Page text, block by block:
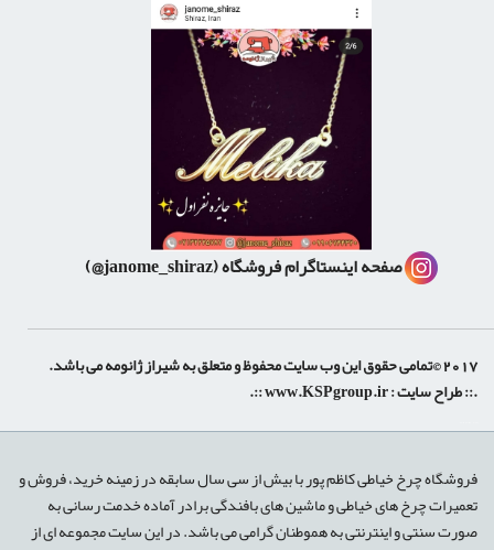
صفحه اینستاگرام فروشگاه(janome_shiraz@)
2017 ©تمامی حقوق این وب سایت محفوظ و متعلق به شیراز ژانومه می باشد.
.:: طراح سایت :www.KSPgroup.ir
::.
فروشگاه چرخ خیاطی کاظم پور با بیش از سی سال سابقه در زمینه خرید، فروش و
تعمیرات چرخ های خیاطی و ماشین های بافندگی برادر آماده خدمت رسانی به
صورت سنتی و اینترنتی به هموطنان گرامی می باشد. در این سایت مجموعه ای از